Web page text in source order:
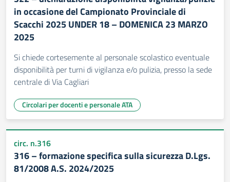
in occasione del Campionato Provinciale di
Scacchi 2025 UNDER 18 – DOMENICA 23 MARZO
2025
Si chiede cortesemente al personale scolastico eventuale
disponibilità per turni di vigilanza e/o pulizia, presso la sede
centrale di Via Cagliari
Circolari per docenti e personale ATA
circ. n.316
316 – formazione specifica sulla sicurezza D.Lgs.
81/2008 A.S. 2024/2025